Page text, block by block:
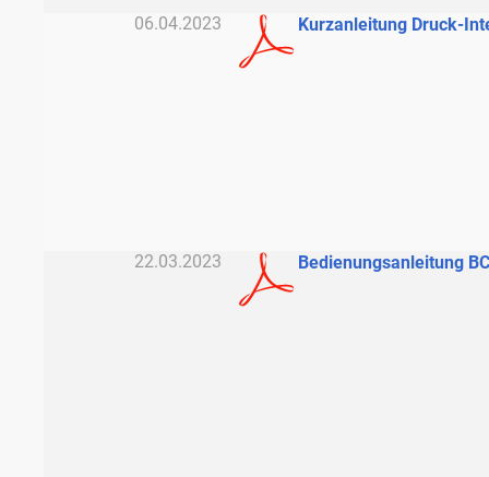
06.04.2023 Kurzanleitung Druck-
22.03.2023 Bedienungsanleitung